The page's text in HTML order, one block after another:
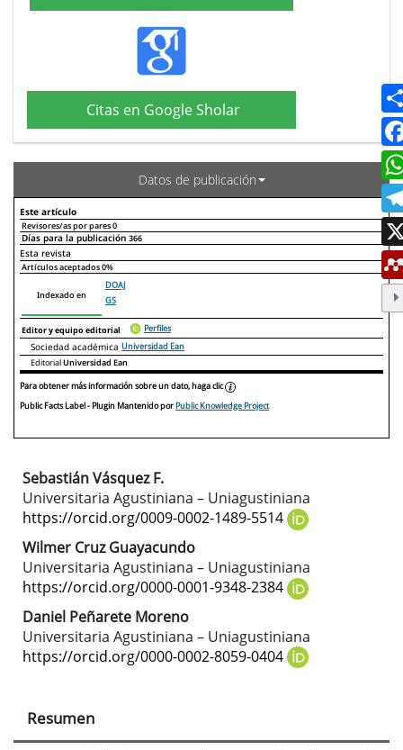
Citas en Google Sholar
Datos de publicación
Este artículo
Revisores/as por pares0
Días para la publicación 366
Declaraciones de autoría
Esta revista
Artículos aceptados0%
Indexado en
DOAJ
GS
Editor y equipo editorial Perfiles
Sociedad académica Universidad Ean
EditorialUniversidad Ean
Para obtener más información sobre un dato, haga clic
Public Facts Label- Plugin Mantenido por Public Knowledge Project
Contenido
principal
del
artículo
Sebastián Vásquez F.
Universitaria Agustiniana – Uniagustiniana
https://orcid.org/0009-0002-1489-5514
Wilmer Cruz Guayacundo
Universitaria Agustiniana – Uniagustiniana
https://orcid.org/0000-0001-9348-2384
Daniel Peñarete Moreno
Universitaria Agustiniana – Uniagustiniana
https://orcid.org/0000-0002-8059-0404
Resumen